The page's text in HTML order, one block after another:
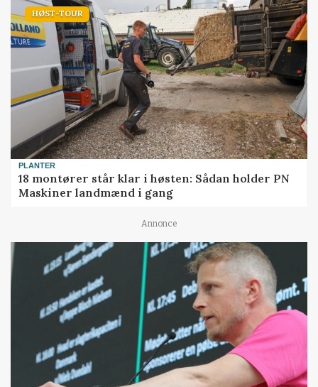
HØST-TOUR
PLANTER
18 montører står klar i høsten: Sådan holder PN
Maskiner landmænd i gang
Annonce